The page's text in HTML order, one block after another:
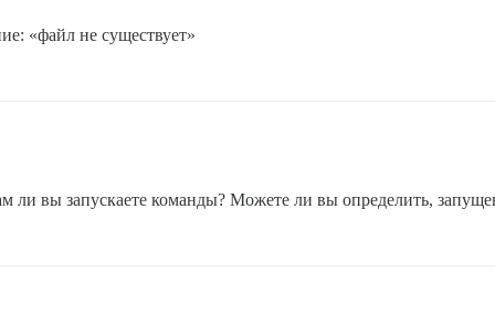
«файл не существует»
ли вы запускаете команды? Можете ли вы определить,